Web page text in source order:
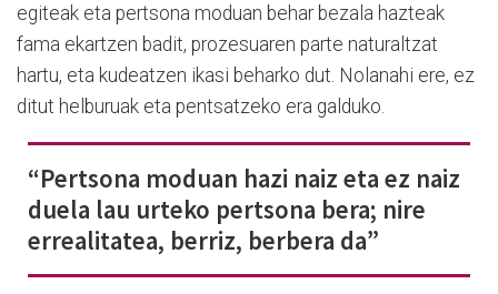
egiteak eta pertsona moduan behar bezala hazteak
fama ekartzen badit, prozesuaren parte naturaltzat
hartu, eta kudeatzen ikasi beharko dut. Nolanahi ere, ez
ditut helburuak eta pentsatzeko era galduko.
“Pertsona moduan hazi naiz eta ez naiz
duela lau urteko pertsona bera; nire
errealitatea, berriz, berbera da”